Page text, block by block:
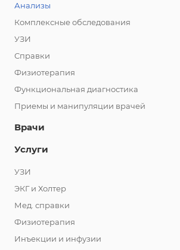
Анализы
Комплексные обследования
УЗИ
Справки
Физиотерапия
Функциональная диагностика
Приемы и манипуляции врачей
Врачи
Услуги
УЗИ
ЭКГ и Холтер
Мед. справки
Физиотерапия
Инъекции и инфузии